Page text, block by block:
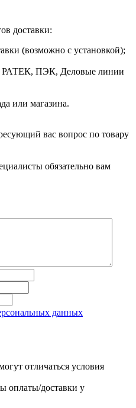
доставки:
(возможно с установкой);
РАТЕК, ПЭК, Деловые линии
или магазина.
вас вопрос по товару
обязательно вам
данных
отличаться условия
оплаты/доставки у